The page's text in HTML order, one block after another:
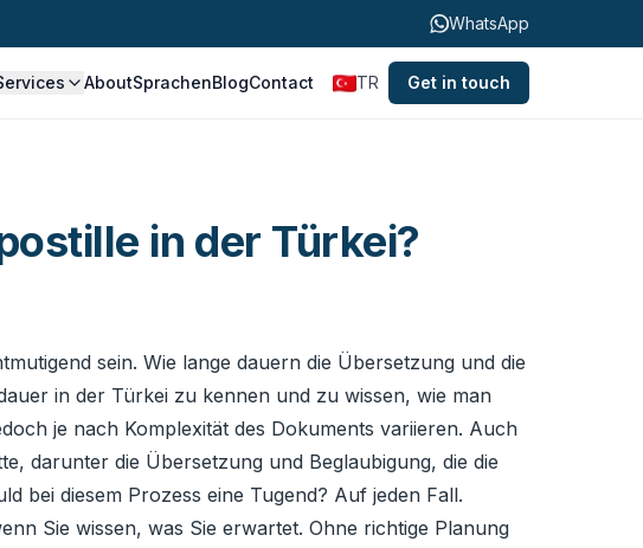
WhatsApp
AboutSprachenBlogContact TR Get in touch
in der Türkei?
sein. Wie lange dauern die Übersetzung und die
in der Türkei zu kennen und zu wissen, wie man
je nach Komplexität des Dokuments variieren. Auch
darunter die Übersetzung und Beglaubigung, die die
bei diesem Prozess eine Tugend? Auf jeden Fall.
Sie wissen, was Sie erwartet. Ohne richtige Planung